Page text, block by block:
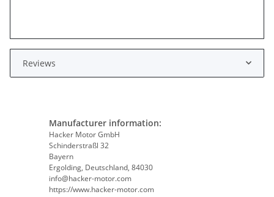
Reviews
Manufacturer information:
Hacker Motor GmbH
Schinderstraßl 32
Bayern
Ergolding, Deutschland, 84030
info@hacker-motor.com
https://www.hacker-motor.com